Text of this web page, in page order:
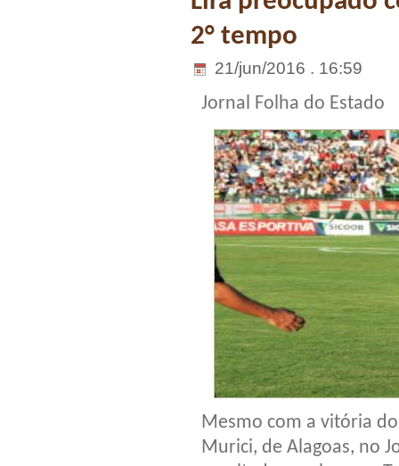
2° tempo
21/jun/2016 . 16:59
Jornal Folha do Estado
Mesmo com a vitória
Murici, de Alagoas, no